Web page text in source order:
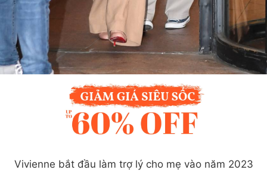
Vivienne bắt đầu làm trợ lý cho mẹ vào năm 2023